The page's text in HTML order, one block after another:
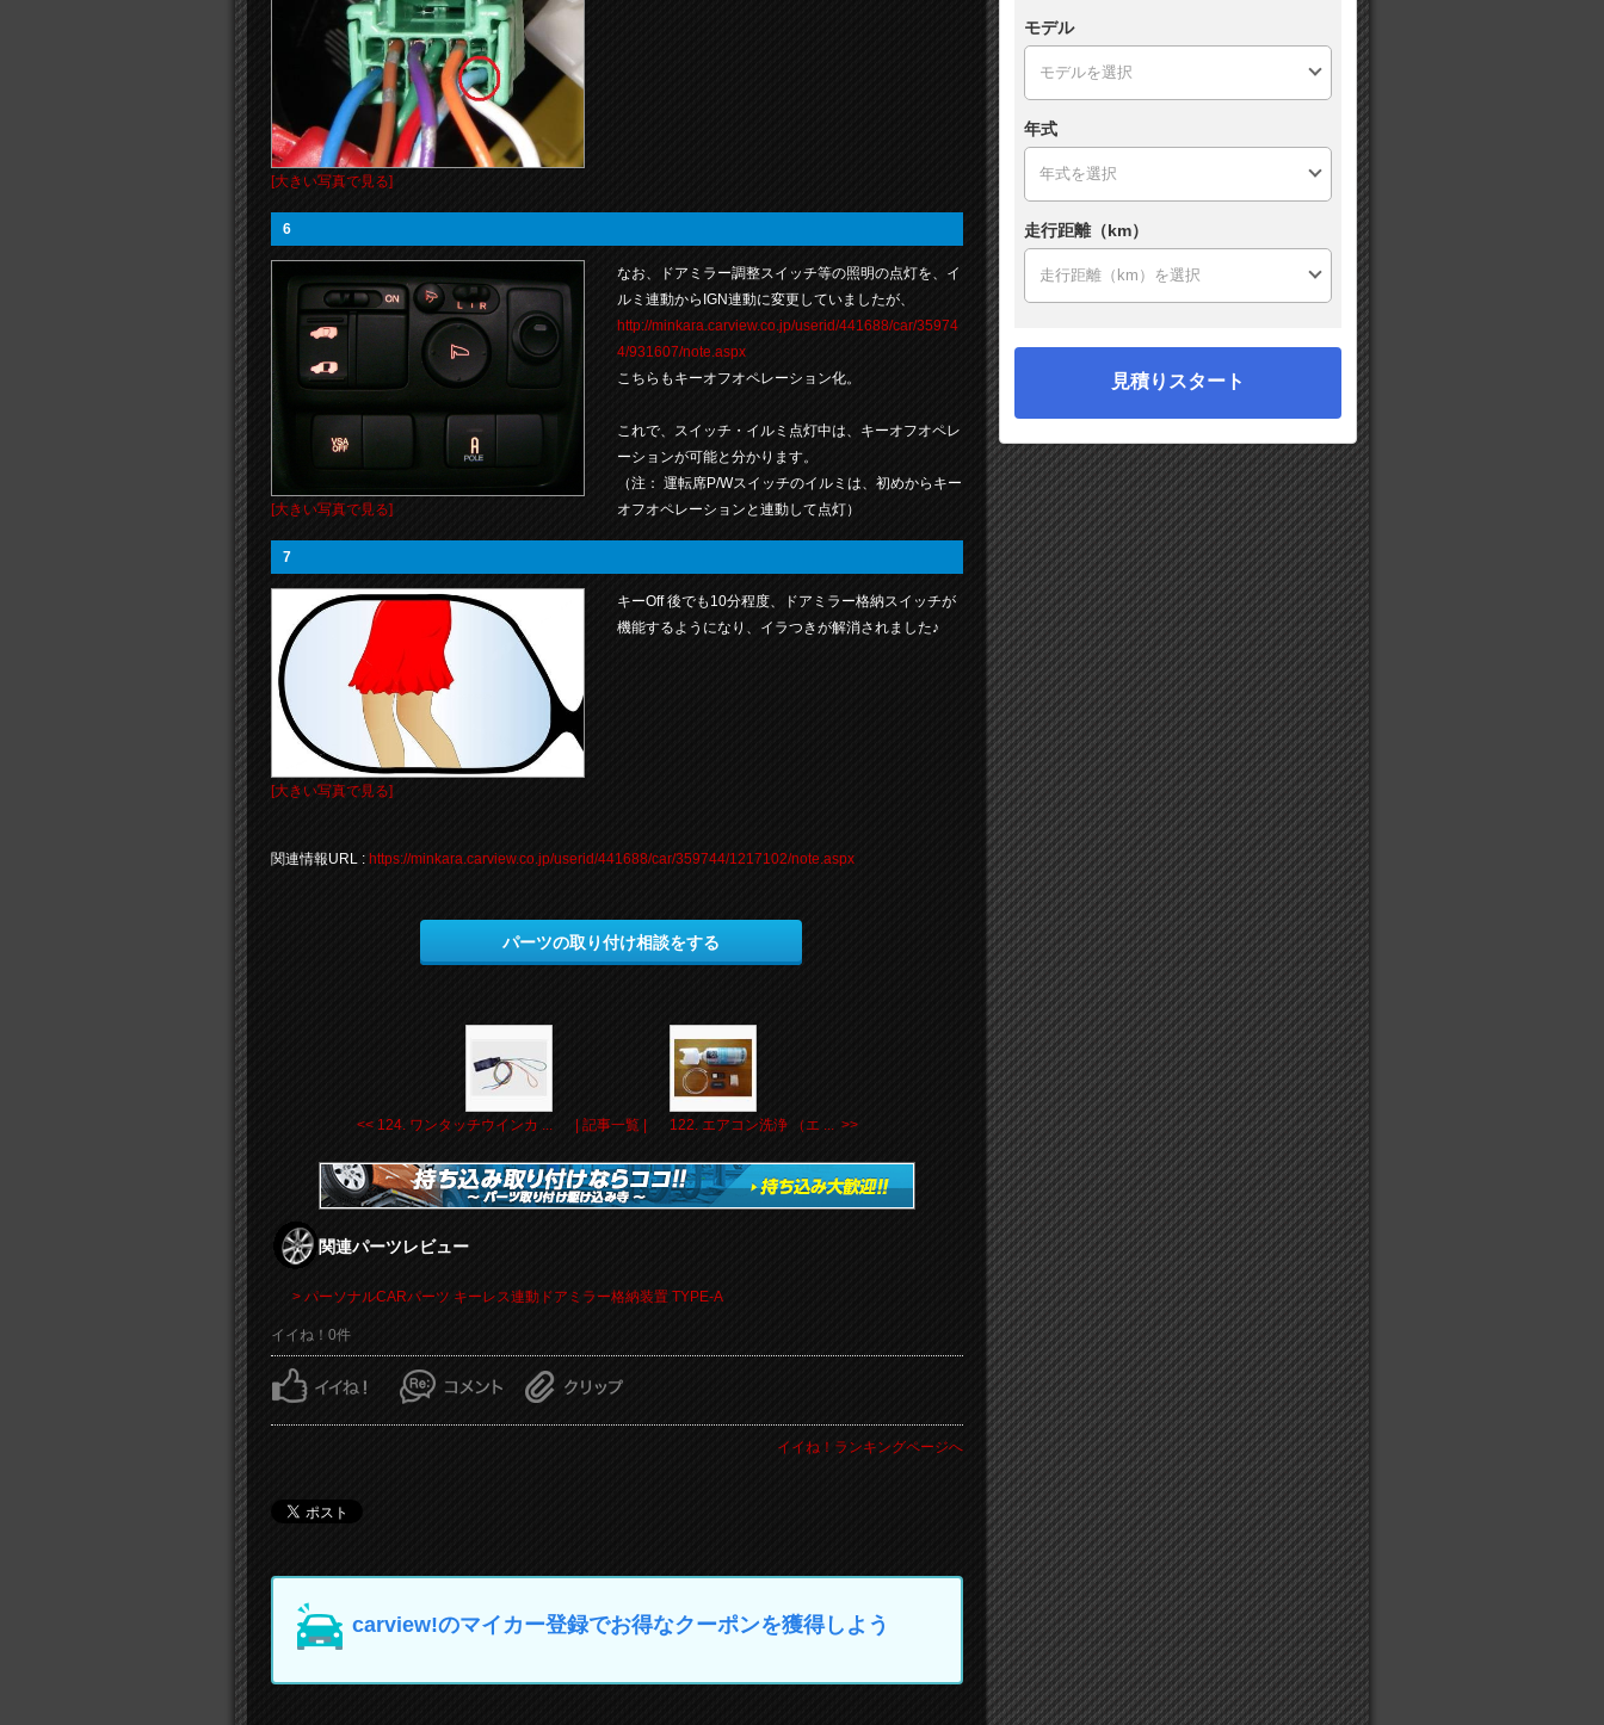
[大きい写真で見る]
6
[大きい写真で見る]
なお、ドアミラー調整スイッチ等の照明の点灯を、イ
ルミ連動からIGN連動に変更していましたが、
http://minkara.carview.co.jp/userid/441688/car/35974
4/931607/note.aspx
こちらもキーオフオペレーション化。
これで、スイッチ・イルミ点灯中は、キーオフオペレ
ーションが可能と分かります。
（注： 運転席P/Wスイッチのイルミは、初めからキー
オフオペレーションと連動して点灯）
7
[大きい写真で見る]
キーOff 後でも10分程度、ドアミラー格納スイッチが
機能するようになり、イラつきが解消されました♪
関連情報URL : https://minkara.carview.co.jp/userid/441688/car/359744/1217102/note.aspx
パーツの取り付け相談をする
<< 124. ワンタッチウインカ ... | 記事一覧 | 122. エアコン洗浄 （エ ... >>
関連パーツレビュー
> パーソナルCARパーツ キーレス連動ドアミラー格納装置 TYPE-A
イイね！0件
イイね！ランキングページへ
carview!のマイカー登録でお得なクーポンを獲得しよう
モデル
年式
走行距離（km）
見積りスタート